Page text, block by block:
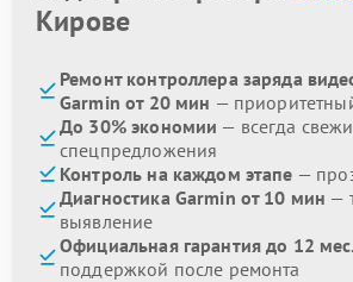
Кирове
Ремонт контроллера заряда
Garmin от 20 мин —
До 30% экономии — всегда
спецпредложения
Контроль на каждом этапе —
Диагностика Garmin от 10 мин —
выявление
Официальная гарантия до 12 мес.
поддержкой после ремонта